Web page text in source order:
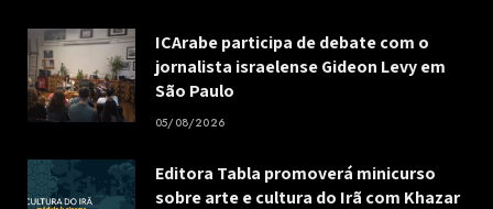
ICArabe participa de debate com o
jornalista israelense Gideon Levy em
São Paulo
05/08/2026
Editora Tabla promoverá minicurso
sobre arte e cultura do Irã com Khazar